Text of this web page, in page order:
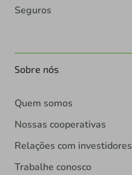
Seguros
Sobre nós
Quem somos
Nossas cooperativas
Relações com investidores
Trabalhe conosco